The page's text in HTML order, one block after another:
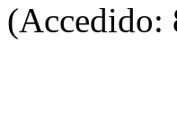
(Accedido: